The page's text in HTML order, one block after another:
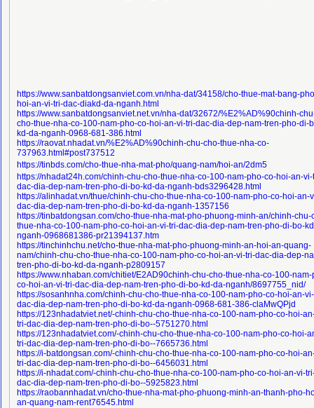
https://www.sanbatdongsanviet.com.vn/nha-dat/34158/cho-thue-mat-bang-
hoi-an-vi-tri-dac-diakd-da-nganh.html
https://www.sanbatdongsanviet.net.vn/nha-dat/32672/%E2%AD%90chinh-
cho-thue-nha-co-100-nam-pho-co-hoi-an-vi-tri-dac-dia-dep-nam-tren-pho-di-
kd-da-nganh-0968-681-386.html
https://raovat.nhadat.vn/%E2%AD%90chinh-chu-cho-thue-nha-co-
737963.html#post737512
https://tinbds.com/cho-thue-nha-mat-pho/quang-nam/hoi-an/2dm5
https://nhadat24h.com/chinh-chu-cho-thue-nha-co-100-nam-pho-co-hoi-an-vi-
dac-dia-dep-nam-tren-pho-di-bo-kd-da-nganh-bds3296428.html
https://alinhadat.vn/thue/chinh-chu-cho-thue-nha-co-100-nam-pho-co-hoi-an-
dac-dia-dep-nam-tren-pho-di-bo-kd-da-nganh-1357156
https://tinbatdongsan.com/cho-thue-nha-mat-pho-phuong-minh-an/chinh-chu-
thue-nha-co-100-nam-pho-co-hoi-an-vi-tri-dac-dia-dep-nam-tren-pho-di-bo-
nganh-0968681386-pr21394137.htm
https://tinchinhchu.net/cho-thue-nha-mat-pho-phuong-minh-an-hoi-an-quang-
nam/chinh-chu-cho-thue-nha-co-100-nam-pho-co-hoi-an-vi-tri-dac-dia-dep-
tren-pho-di-bo-kd-da-nganh-p2809157
https://www.nhaban.com/chitiet/E2AD90chinh-chu-cho-thue-nha-co-100-
co-hoi-an-vi-tri-dac-dia-dep-nam-tren-pho-di-bo-kd-da-nganh/8697755_nid/
https://sosanhnha.com/chinh-chu-cho-thue-nha-co-100-nam-pho-co-hoi-an-
dac-dia-dep-nam-tren-pho-di-bo-kd-da-nganh-0968-681-386-claMwQPjd
https://123nhadatviet.net/-chinh-chu-cho-thue-nha-co-100-nam-pho-co-hoi-
tri-dac-dia-dep-nam-tren-pho-di-bo--5751270.html
https://123nhadatviet.com/-chinh-chu-cho-thue-nha-co-100-nam-pho-co-hoi-
tri-dac-dia-dep-nam-tren-pho-di-bo--7665736.html
https://i-batdongsan.com/-chinh-chu-cho-thue-nha-co-100-nam-pho-co-hoi-
tri-dac-dia-dep-nam-tren-pho-di-bo--6456031.html
https://i-nhadat.com/-chinh-chu-cho-thue-nha-co-100-nam-pho-co-hoi-an-vi-
dac-dia-dep-nam-tren-pho-di-bo--5925823.html
https://raobannhadat.vn/cho-thue-nha-mat-pho-phuong-minh-an-thanh-pho-
an-quang-nam-rent76545.html